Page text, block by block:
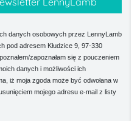
danych osobowych przez LennyLamb
pod adresem Kłudzice 9, 97-330
zapoznałam się z pouczeniem
danych i możliwości ich
iż moja zgoda może być odwołana w
mojego adresu e-mail z listy